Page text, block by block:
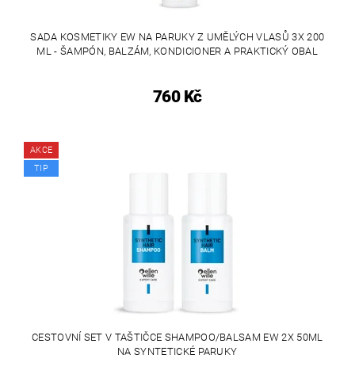
SADA KOSMETIKY EW NA PARUKY Z UMĚLÝCH VLASŮ 3X 200
ML - ŠAMPÓN, BALZÁM, KONDICIONER A PRAKTICKÝ OBAL
760 Kč
AKCE
TIP
CESTOVNÍ SET V TAŠTIČCE SHAMPOO/BALSAM EW 2X 50ML
NA SYNTETICKÉ PARUKY